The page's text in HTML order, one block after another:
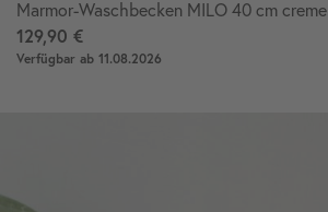
Marmor-Waschbecken MILO 40 cm creme
129,90 €
Verfügbar ab 11.08.2026